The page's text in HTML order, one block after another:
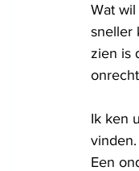
Wat
sneller
zien is
Ik ken
Een